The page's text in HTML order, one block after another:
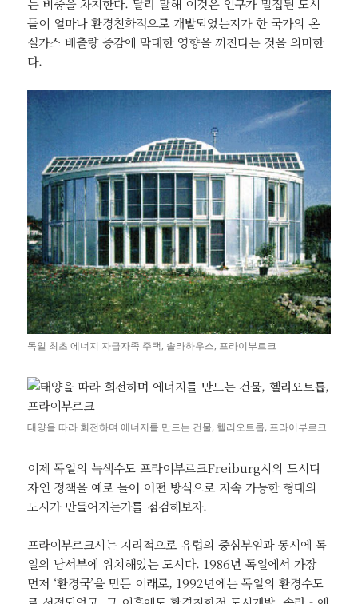
는 비중을 차지한다. 달리 말해 이것은 인구가 밀집된 도시
들이 얼마나 환경친화적으로 개발되었는지가 한 국가의 온
실가스 배출량 증감에 막대한 영향을 끼친다는 것을 의미한
다.
독일 최초 에너지 자급자족 주택, 솔라하우스, 프라이부르크
태양을 따라 회전하며 에너지를 만드는 건물, 헬리오트롭, 프라이부르크
이제 독일의 녹색수도 프라이부르크Freiburg시의 도시디
자인 정책을 예로 들어 어떤 방식으로 지속 가능한 형태의
도시가 만들어지는가를 점검해보자.
프라이부르크시는 지리적으로 유럽의 중심부임과 동시에 독
일의 남서부에 위치해있는 도시다. 1986년 독일에서 가장
먼저 ‘환경국’을 만든 이래로, 1992년에는 독일의 환경수도